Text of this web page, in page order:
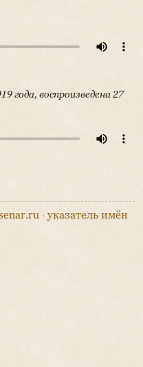
года, воспроизведена 27
· указатель имён